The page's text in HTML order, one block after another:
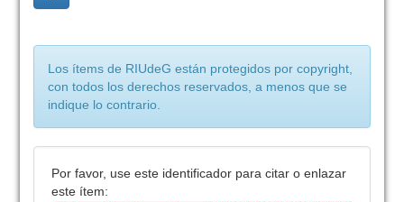
Los ítems de RIUdeG están protegidos por copyright,
con todos los derechos reservados, a menos que se
indique lo contrario.
Por favor, use este identificador para citar o enlazar
este ítem: